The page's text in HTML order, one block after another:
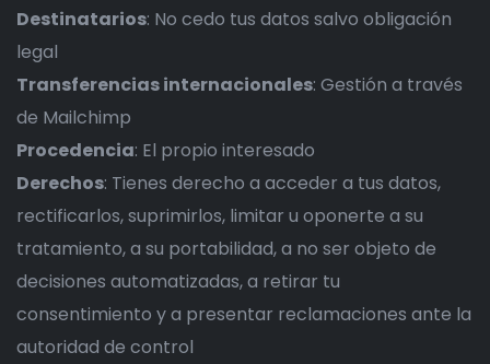
Destinatarios: No cedo tus datos salvo obligación
legal
Transferencias internacionales: Gestión a través
de Mailchimp
Procedencia: El propio interesado
Derechos: Tienes derecho a acceder a tus datos,
rectificarlos, suprimirlos, limitar u oponerte a su
tratamiento, a su portabilidad, a no ser objeto de
decisiones automatizadas, a retirar tu
consentimiento y a presentar reclamaciones ante la
autoridad de control